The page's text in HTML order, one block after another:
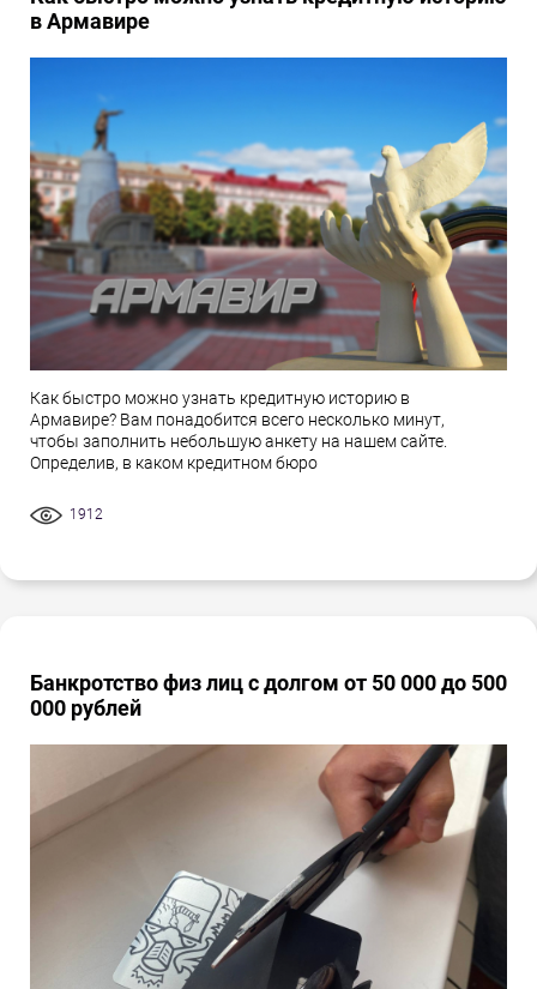
в Армавире
Как быстро можно узнать кредитную историю в
Армавире? Вам понадобится всего несколько минут,
чтобы заполнить небольшую анкету на нашем сайте.
Определив, в каком кредитном бюро
1912
Банкротство физ лиц с долгом от 50 000 до 500
000 рублей